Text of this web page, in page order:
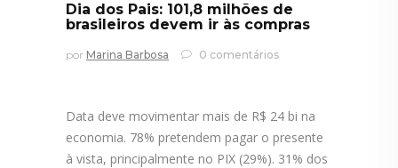
Dia dos Pais: 101,8 milhões de
brasileiros devem ir às compras
por Marina Barbosa 0 comentários
Data deve movimentar mais de R$ 24 bi na
economia. 78% pretendem pagar o presente
à vista, principalmente no PIX (29%). 31% dos